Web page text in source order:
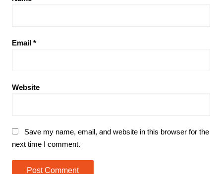
Email *
Website
Save my name, email, and website in this browser for the
next time I comment.